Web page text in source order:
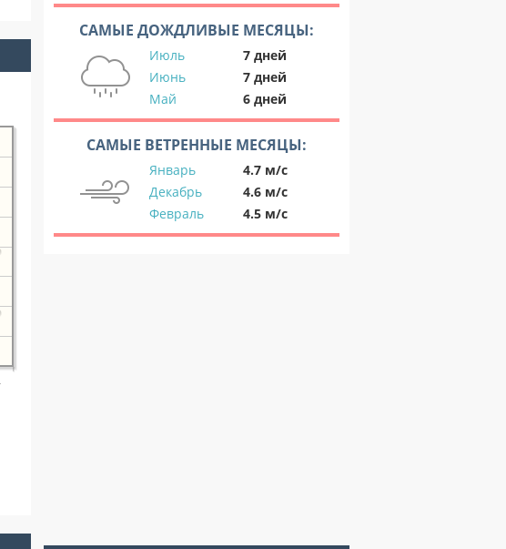
САМЫЕ ДОЖДЛИВЫЕ МЕСЯЦЫ:
Июль
7 дней
Июнь
7 дней
Май
6 дней
САМЫЕ ВЕТРЕННЫЕ МЕСЯЦЫ:
Январь
4.7 м/с
Декабрь
4.6 м/с
Февраль
4.5 м/с